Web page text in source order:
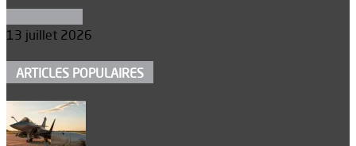
13 juillet 2026
ARTICLES POPULAIRES